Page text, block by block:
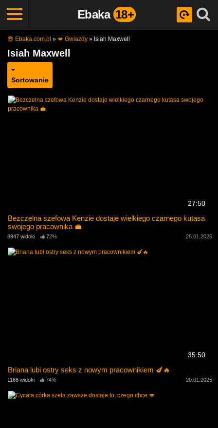
Ebaka 18+
😎 Ebaka.com.pl » 💋 Gwiazdy » Isiah Maxwell
Isiah Maxwell
Sortowanie
27:50
Bezczelna szefowa Kenzie dostaje wielkiego czarnego kutasa
swojego pracownika 💼
8947 widoki 72% 25.01.2025
35:50
Briana lubi ostry seks z nowym pracownikiem 🍆🔥
1168 widoki 74% 20.01.2025